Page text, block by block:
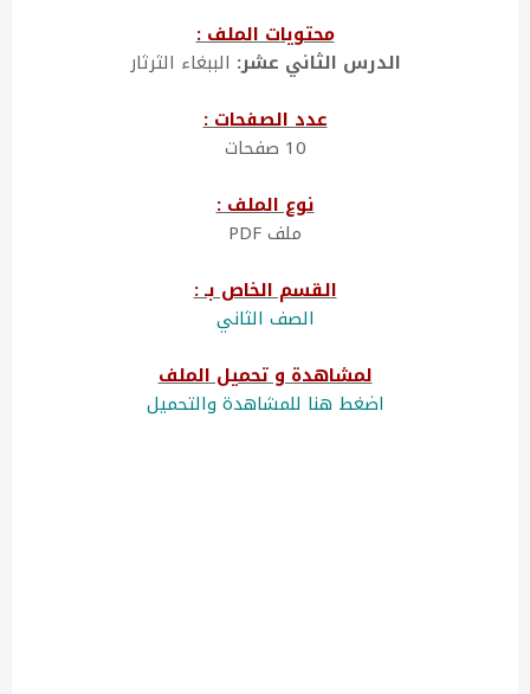
محتويات الملف :
الدرس الثاني عشر: الببغاء الثرثار
عدد الصفحات :
10 صفحات
نوع الملف :
ملف PDF
القسم الخاص بـ :
الصف الثاني
لمشاهدة و تحميل الملف
اضغط هنا للمشاهدة والتحميل